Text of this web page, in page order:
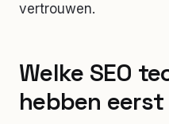
vertrouwen.
Welke SEO
hebben